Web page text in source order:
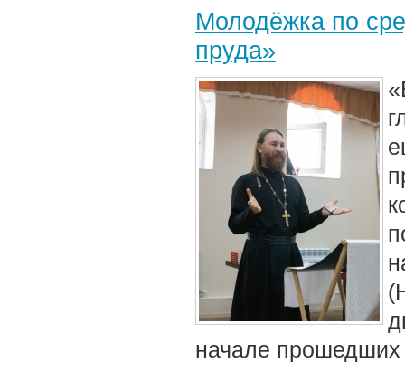
Молодёжка по
пруда»
начале прошедших